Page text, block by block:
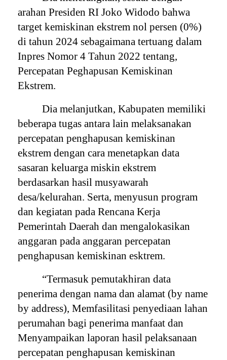
arahan Presiden RI Joko Widodo bahwa
target kemiskinan ekstrem nol persen (0%)
di tahun 2024 sebagaimana tertuang dalam
Inpres Nomor 4 Tahun 2022 tentang,
Percepatan Peghapusan Kemiskinan
Ekstrem.
Dia melanjutkan, Kabupaten memiliki
beberapa tugas antara lain melaksanakan
percepatan penghapusan kemiskinan
ekstrem dengan cara menetapkan data
sasaran keluarga miskin ekstrem
berdasarkan hasil musyawarah
desa/kelurahan. Serta, menyusun program
dan kegiatan pada Rencana Kerja
Pemerintah Daerah dan mengalokasikan
anggaran pada anggaran percepatan
penghapusan kemiskinan esktrem.
“Termasuk pemutakhiran data
penerima dengan nama dan alamat (by name
by address), Memfasilitasi penyediaan lahan
perumahan bagi penerima manfaat dan
Menyampaikan laporan hasil pelaksanaan
percepatan penghapusan kemiskinan